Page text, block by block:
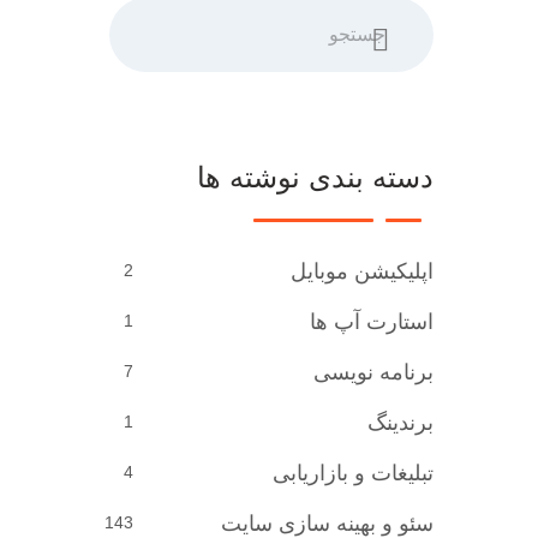
دسته بندی نوشته ها
2 اپلیکیشن موبایل
1 استارت آپ ها
7 برنامه نویسی
1 برندینگ
4 تبلیغات و بازاریابی
143 سئو و بهینه سازی سایت